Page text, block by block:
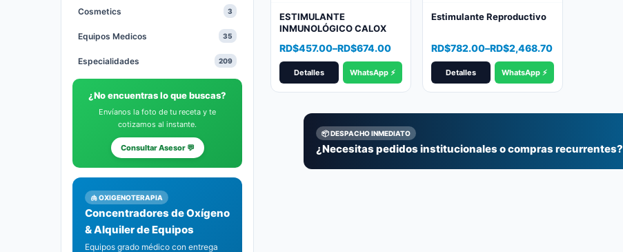
Cosmetics 3
Equipos Medicos 35
Especialidades 209
Health and Beauty
Hidratantes
Medicamentos 23
Mujeres
¿No encuentras lo que buscas?
Envíanos la foto de tu receta y te
cotizamos al instante.
Consultar Asesor 💬
🫁 OXIGENOTERAPIA
Concentradores de Oxígeno
& Alquiler de Equipos
Equipos grado médico con entrega
ESTIMULANTE
INMUNOLÓGICO CALOX
RD$457.00–RD$674.00
Price
range:
RD$457.00
through
RD$674.00
Detalles WhatsApp ⚡
Estimulante Reproductivo
RD$782.00–RD$2,468.70
Price
range:
RD$782.00
through
RD$2,468.70
Detalles WhatsApp ⚡
📦 DESPACHO INMEDIATO
¿Necesitas pedidos institucionales o compras recurrentes?